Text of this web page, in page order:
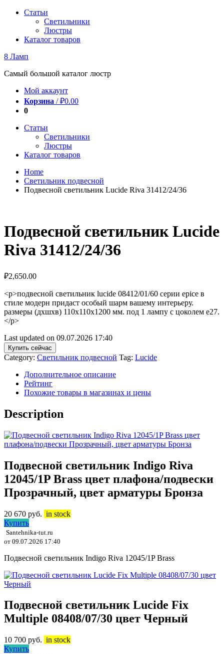
Перейти
содержимому
Статьи
Светильники
Люстры
Каталог товаров
8 Ламп
Самый большой каталог люстр
Мой аккаунт
Корзина /₽0.00
0
Статьи
Светильники
Люстры
Каталог товаров
Home
Светильник подвесной
Подвесной светильник Lucide Riva 31412/24/36
Подвесной светильник Lucide
Riva 31412/24/36
₽2,650.00
<p>подвесной светильник lucide 08412/01/60 серии epice в
стиле модерн придаст особый шарм вашему интерьеру.
размеры (дхшхв) 110х110х1200 мм. под 1 лампу с цоколем e27.
</p>
Last updated on 09.07.2026 17:40
Купить сейчас
Category: Светильник подвесной Tag: Lucide
Дополнительное описание
Рейтинг
Похожие товары в магазинах и цены
Description
Подвесной светильник Indigo Riva
12045/1P Brass цвет плафона/подвески
Прозрачный, цвет арматуры Бронза
20 670 руб. in stock
Купить
Santehnika-tut.ru
от 09.07.2026 17:40
Подвесной светильник Indigo Riva 12045/1P Brass
Подвесной светильник Lucide Fix
Multiple 08408/07/30 цвет Черный
10 700 руб. in stock
Купить